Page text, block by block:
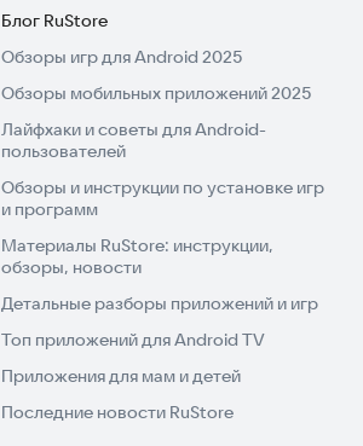
Блог RuStore
Обзоры игр для Android 2025
Обзоры мобильных приложений 2025
Лайфхаки и советы для Android-
пользователей
Обзоры и инструкции по установке игр
и программ
Материалы RuStore: инструкции,
обзоры, новости
Детальные разборы приложений и игр
Топ приложений для Android TV
Приложения для мам и детей
Последние новости RuStore